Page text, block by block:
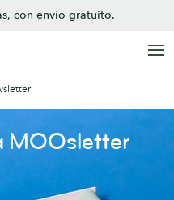
con envío gratuito.
MOOsletter